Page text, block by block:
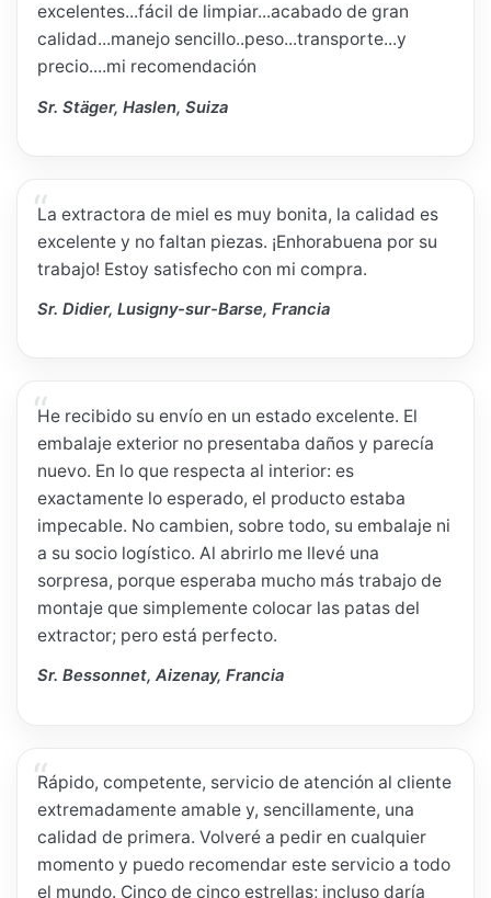
excelentes...fácil de limpiar...acabado de gran
calidad...manejo sencillo..peso...transporte...y
precio....mi recomendación
Sr. Stäger, Haslen, Suiza
La extractora de miel es muy bonita, la calidad es
excelente y no faltan piezas. ¡Enhorabuena por su
trabajo! Estoy satisfecho con mi compra.
Sr. Didier, Lusigny-sur-Barse, Francia
He recibido su envío en un estado excelente. El
embalaje exterior no presentaba daños y parecía
nuevo. En lo que respecta al interior: es
exactamente lo esperado, el producto estaba
impecable. No cambien, sobre todo, su embalaje ni
a su socio logístico. Al abrirlo me llevé una
sorpresa, porque esperaba mucho más trabajo de
montaje que simplemente colocar las patas del
extractor; pero está perfecto.
Sr. Bessonnet, Aizenay, Francia
Rápido, competente, servicio de atención al cliente
extremadamente amable y, sencillamente, una
calidad de primera. Volveré a pedir en cualquier
momento y puedo recomendar este servicio a todo
el mundo. Cinco de cinco estrellas; incluso daría